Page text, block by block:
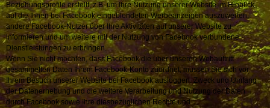
Beziehungsprofile erstellt, z.B. um Ihre Nutzung unserer Website im Hinblick
auf die Ihnen bei Facebook eingeblendeten Werbeanzeigen auszuwerten,
andere Facebook-Nutzer über Ihre Aktivitäten auf unserer Website zu
informieren und um weitere mit der Nutzung von Facebook verbundene
Dienstleistungen zu erbringen.
Wenn Sie nicht möchten, dass Facebook die über unseren Webauftritt
gesammelten Daten Ihrem Facebook-Konto zuordnet, müssen Sie sich vor
Ihrem Besuch unserer Website bei Facebook ausloggen. Zweck und Umfang
der Datenerhebung und die weitere Verarbeitung und Nutzung der Daten
durch Facebook sowie Ihre diesbezüglichen Rechte und